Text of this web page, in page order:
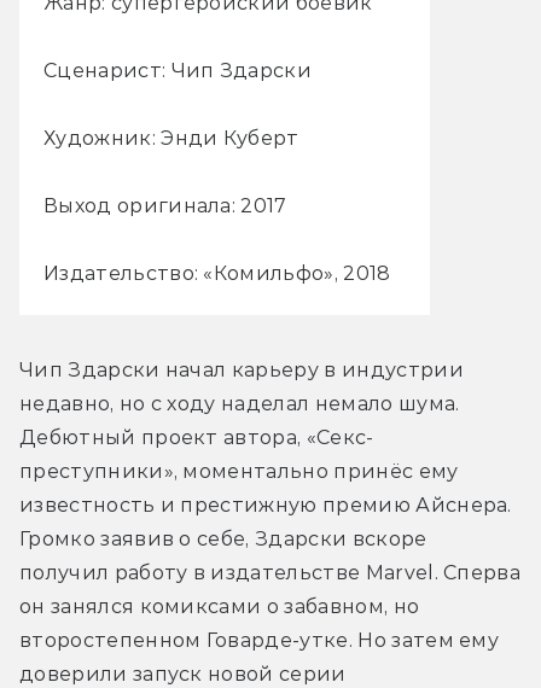
Сценарист: Чип Здарски
Художник: Энди Куберт
Выход оригинала: 2017
Издательство: «Комильфо», 2018
Чип Здарски начал карьеру в индустрии
недавно, но с ходу наделал немало шума.
Дебютный проект автора, «Секс-
преступники», моментально принёс ему
известность и престижную премию Айснера.
Громко заявив о себе, Здарски вскоре
получил работу в издательстве Marvel. Сперва
он занялся комиксами о забавном, но
второстепенном Говарде-утке. Но затем ему
доверили запуск новой серии